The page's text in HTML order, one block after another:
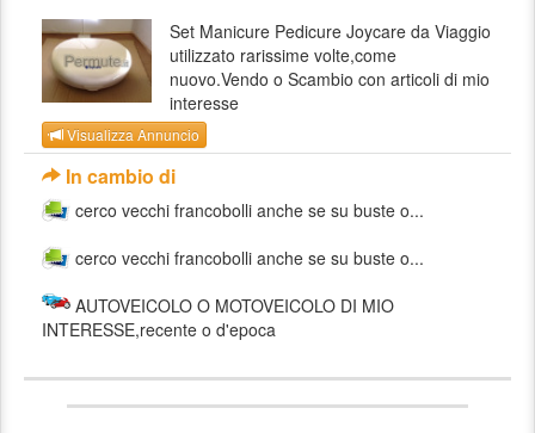
Set Manicure Pedicure Joycare da Viaggio
utilizzato rarissime volte,come
nuovo.Vendo o Scambio con articoli di mio
interesse
Visualizza Annuncio
In cambio di
cerco vecchi francobolli anche se su buste o...
cerco vecchi francobolli anche se su buste o...
AUTOVEICOLO O MOTOVEICOLO DI MIO
INTERESSE,recente o d'epoca